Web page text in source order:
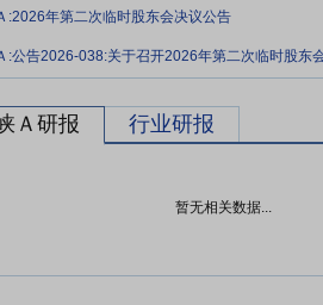
技术创新与节能减排领域的具体实践。
庆市防腐涂料工程技术研究中心”两大市
防护涂装技术规范》《电力设备用防腐涂
系和ISO45001职业健康安全管理体系，
标杆，到管理端的双体系保障，再到产
得市场信任的核心背书。
出售北陆药业不超过480万股,占北陆药业
:2026年第二次临时股东会决议公告
Ａ研报 行业研报
暂无相关数据...